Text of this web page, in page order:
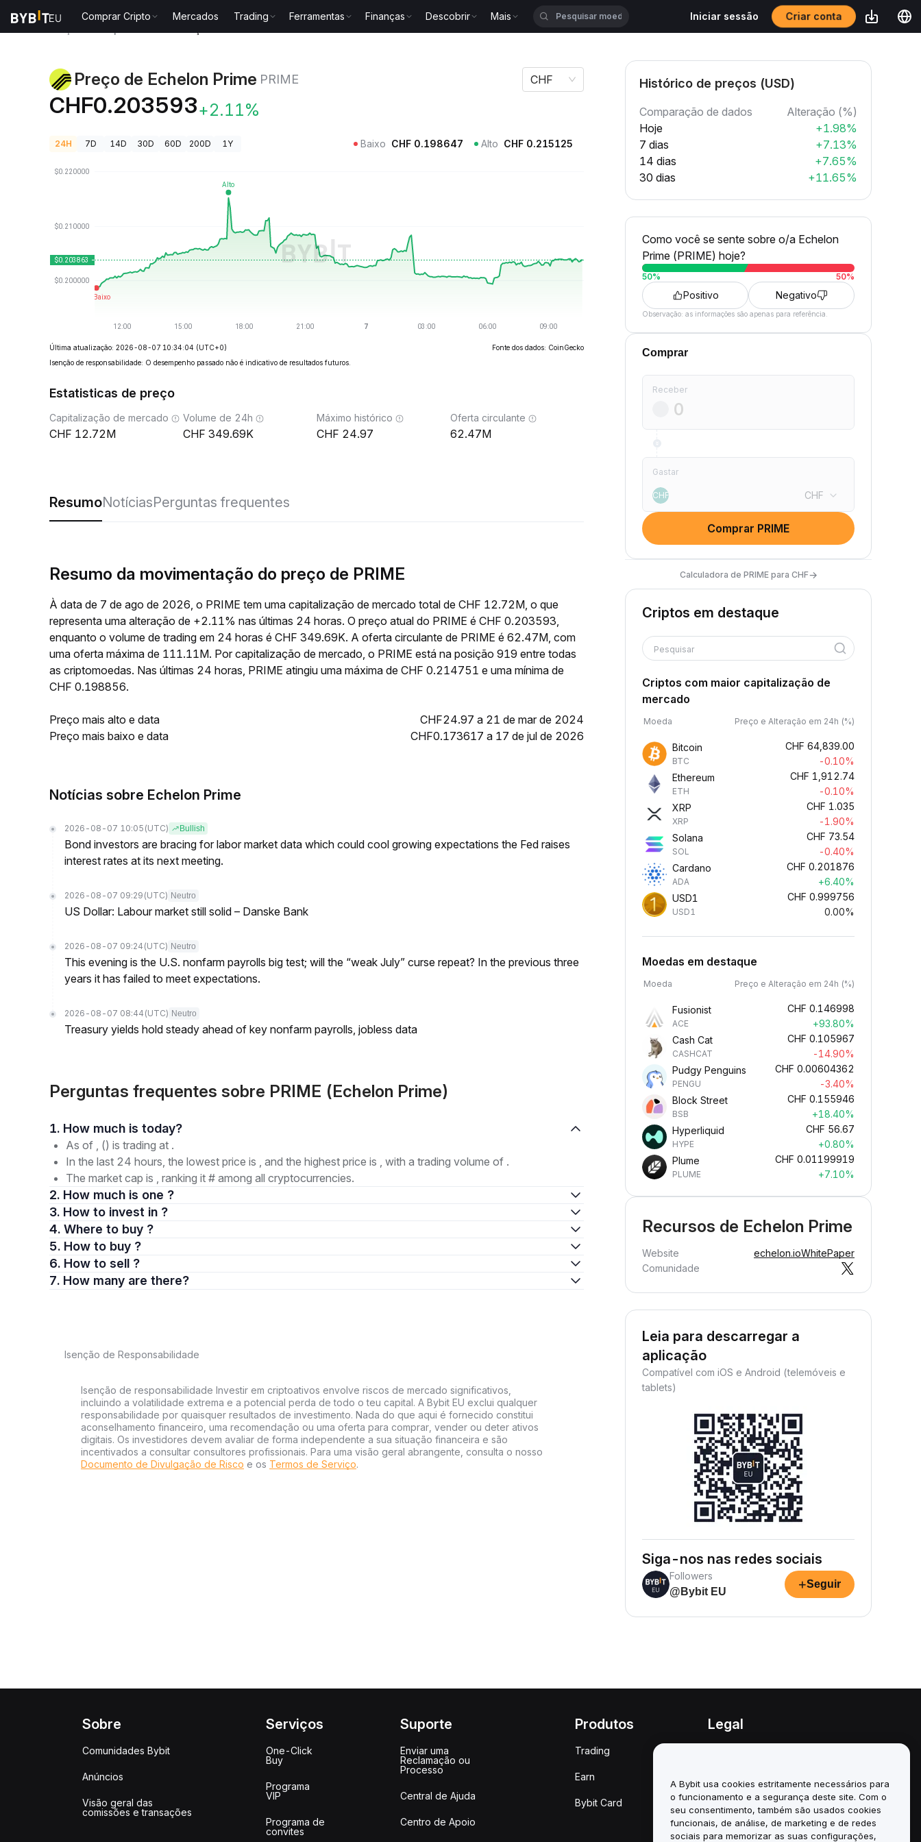
Comprar Cripto Mercados Trading Ferramentas Finanças Descobrir Mais Iniciar sessão Criar conta
Preço de Echelon Prime PRIME
CHF0.203593+2.11%
CHF
24H 7D 14D 30D 60D 200D 1Y Baixo CHF 0.198647 Alto CHF 0.215125
Última atualização: 2026-08-07 10:34:04 (UTC+0)
Fonte dos dados: CoinGecko
Isenção de responsabilidade: O desempenho passado não é indicativo de resultados futuros.
Estatisticas de preço
Capitalização de mercado
12.72M
Volume de 24h
349.69K
Máximo histórico
24.97
Oferta circulante
62.47M
ResumoNotíciasPerguntas frequentes
Resumo da movimentação do preço de PRIME
À data de 7 de ago de 2026, o PRIME tem uma capitalização de mercado total de CHF 12.72M, o que
representa uma alteração de +2.11% nas últimas 24 horas. O preço atual do PRIME é CHF 0.203593,
enquanto o volume de trading em 24 horas é CHF 349.69K. A oferta circulante de PRIME é 62.47M, com
uma oferta máxima de 111.11M. Por capitalização de mercado, o PRIME está na posição 919 entre todas
as criptomoedas. Nas últimas 24 horas, PRIME atingiu uma máxima de CHF 0.214751 e uma mínima de
CHF 0.198856.
Preço mais alto e data
CHF24.97 a 21 de mar de 2024
Preço mais baixo e data
CHF0.173617 a 17 de jul de 2026
Notícias sobre Echelon Prime
2026-08-07 10:05 (UTC) Bullish
Bond investors are bracing for labor market data which could cool growing expectations the Fed raises
interest rates at its next meeting.
2026-08-07 09:29 (UTC) Neutro
US Dollar: Labour market still solid – Danske Bank
2026-08-07 09:24 (UTC) Neutro
This evening is the U.S. nonfarm payrolls big test; will the “weak July” curse repeat? In the previous three
years it has failed to meet expectations.
2026-08-07 08:44 (UTC) Neutro
Treasury yields hold steady ahead of key nonfarm payrolls, jobless data
Perguntas frequentes sobre PRIME (Echelon Prime)
1. How much is today?
As of , () is trading at .
In the last 24 hours, the lowest price is , and the highest price is , with a trading volume of .
The market cap is , ranking it # among all cryptocurrencies.
2. How much is one ?
3. How to invest in ?
4. Where to buy ?
5. How to buy ?
6. How to sell ?
7. How many are there?
Isenção de Responsabilidade
Isenção de responsabilidade Investir em criptoativos envolve riscos de mercado significativos,
incluindo a volatilidade extrema e a potencial perda de todo o teu capital. A Bybit EU exclui qualquer
responsabilidade por quaisquer resultados de investimento. Nada do que aqui é fornecido constitui
aconselhamento financeiro, uma recomendação ou uma oferta para comprar, vender ou deter ativos
digitais. Os investidores devem avaliar de forma independente a sua situação financeira e são
incentivados a consultar consultores profissionais. Para uma visão geral abrangente, consulta o nosso
Documento de Divulgação de Risco e os Termos de Serviço.
Histórico de preços (USD)
Comparação de dados
Alteração (%)
Hoje
+1.98%
7 dias
+7.13%
14 dias
+7.65%
30 dias
+11.65%
Como você se sente sobre o/a Echelon
Prime (PRIME) hoje?
50% 50%
Positivo Negativo
Observação: as informações são apenas para referência.
Comprar
Receber
Gastar
CHF CHF
Comprar PRIME
Calculadora de PRIME para CHF→
Criptos em destaque
Pesquisar
Criptos com maior capitalização de
mercado
Moeda Preço e Alteração em 24h (%)
Bitcoin
BTC
CHF 64,839.00
-0.10%
Ethereum
ETH
CHF 1,912.74
-0.10%
XRP
XRP
CHF 1.035
-1.90%
Solana
SOL
CHF 73.54
-0.40%
Cardano
ADA
CHF 0.201876
+6.40%
USD1
USD1
CHF 0.999756
0.00%
Moedas em destaque
Moeda Preço e Alteração em 24h (%)
Fusionist
ACE
CHF 0.146998
+93.80%
Cash Cat
CASHCAT
CHF 0.105967
-14.90%
Pudgy Penguins
PENGU
CHF 0.00604362
-3.40%
Block Street
BSB
CHF 0.155946
+18.40%
Hyperliquid
HYPE
CHF 56.67
+0.80%
Plume
PLUME
CHF 0.01199919
+7.10%
Recursos de Echelon Prime
Website echelon.ioWhitePaper
Comunidade
Leia para descarregar a
aplicação
Compatível com iOS e Android (telemóveis e
tablets)
Siga-nos nas redes sociais
Followers
@Bybit EU
+Seguir
Sobre
Comunidades Bybit
Anúncios
Visão geral das
comissões e transações
Serviços
One-Click
Buy
Programa
VIP
Programa de
convites
Suporte
Enviar uma
Reclamação ou
Processo
Central de Ajuda
Centro de Apoio
Produtos
Trading
Earn
Bybit Card
Legal
Resumo da Política de
Custódia e Administração
Informação ESG
A Bybit usa cookies estritamente necessários para
o funcionamento e a segurança deste site. Com o
seu consentimento, também são usados cookies
funcionais, de análise, de marketing e de redes
sociais para memorizar as suas configurações,